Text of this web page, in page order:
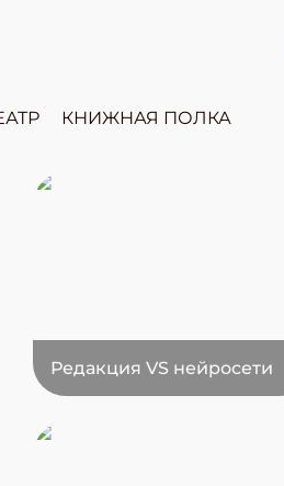
КНИЖНАЯ ПОЛКА
Редакция VS нейросети